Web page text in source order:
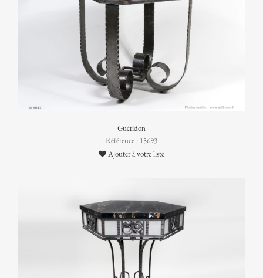
Guéridon
Référence : 15693
Ajouter à votre liste